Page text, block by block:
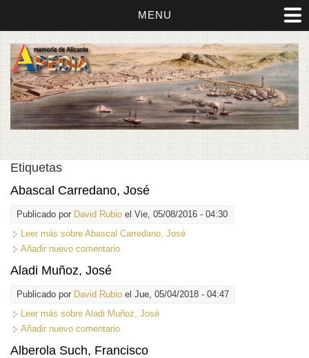
MENU
Etiquetas
Abascal Carredano, José
Publicado por David Rubio el Vie, 05/08/2016 - 04:30
Leer más sobre Abascal Carredano, José
Añadir nuevo comentario
Aladi Muñoz, José
Publicado por David Rubio el Jue, 05/04/2018 - 04:47
Leer más sobre Aladi Muñoz, José
Añadir nuevo comentario
Alberola Such, Francisco